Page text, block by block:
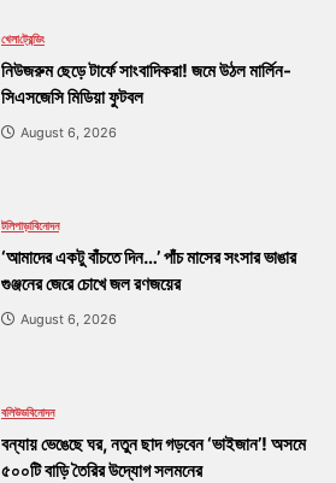
খেলাট্রেন্ডিং
নিউজরুম ছেড়ে টার্ফে সাংবাদিকরা! জমে উঠল মার্লিন-
সিএসজেসি মিডিয়া ফুটবল
August 6, 2026
টলিপাড়াবিনোদন
‘আমাদের একটু বাঁচতে দিন…’ পাঁচ মাসের সংসার ভাঙার
গুঞ্জনের জেরে চোখে জল রণজয়ের
August 6, 2026
বলিউডবিনোদন
বন্যায় ভেঙেছে ঘর, নতুন ছাদ গড়বেন ‘ভাইজান’! অসমে
৫০০টি বাড়ি তৈরির উদ্যোগ সলমনের